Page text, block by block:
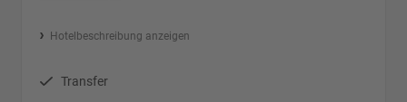
Hotelbeschreibung anzeigen
Transfer